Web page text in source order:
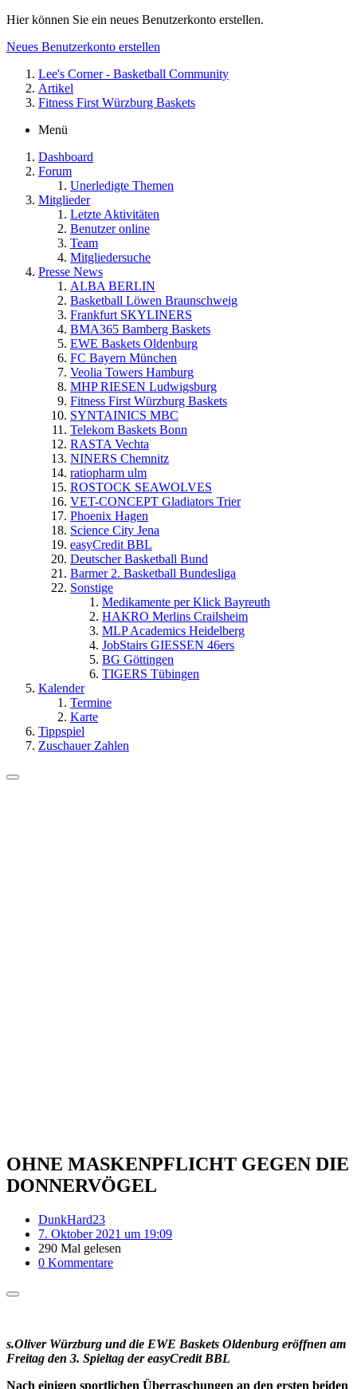
Hier können Sie ein neues Benutzerkonto erstellen.
Neues Benutzerkonto erstellen
Lee's Corner - Basketball Community
Artikel
Fitness First Würzburg Baskets
Menü
Dashboard
Forum
Unerledigte Themen
Mitglieder
Letzte Aktivitäten
Benutzer online
Team
Mitgliedersuche
Presse News
ALBA BERLIN
Basketball Löwen Braunschweig
Frankfurt SKYLINERS
BMA365 Bamberg Baskets
EWE Baskets Oldenburg
FC Bayern München
Veolia Towers Hamburg
MHP RIESEN Ludwigsburg
Fitness First Würzburg Baskets
SYNTAINICS MBC
Telekom Baskets Bonn
RASTA Vechta
NINERS Chemnitz
ratiopharm ulm
ROSTOCK SEAWOLVES
VET-CONCEPT Gladiators Trier
Phoenix Hagen
Science City Jena
easyCredit BBL
Deutscher Basketball Bund
Barmer 2. Basketball Bundesliga
Sonstige
Medikamente per Klick Bayreuth
HAKRO Merlins Crailsheim
MLP Academics Heidelberg
JobStairs GIESSEN 46ers
BG Göttingen
TIGERS Tübingen
Kalender
Termine
Karte
Tippspiel
Zuschauer Zahlen
OHNE MASKENPFLICHT GEGEN DIE
DONNERVÖGEL
DunkHard23
7. Oktober 2021 um 19:09
290 Mal gelesen
0 Kommentare
s.Oliver Würzburg und die EWE Baskets Oldenburg eröffnen am
Freitag den 3. Spieltag der easyCredit BBL
Nach einigen sportlichen Überraschungen an den ersten beiden